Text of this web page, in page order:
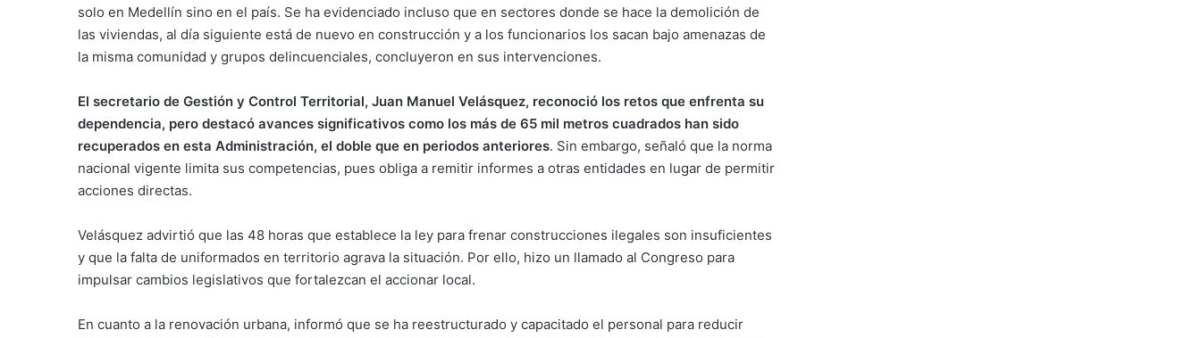
solo en Medellín sino en el país. Se ha evidenciado incluso que en sectores donde se hace la demolición de
las viviendas, al día siguiente está de nuevo en construcción y a los funcionarios los sacan bajo amenazas de
la misma comunidad y grupos delincuenciales, concluyeron en sus intervenciones.
El secretario de Gestión y Control Territorial, Juan Manuel Velásquez, reconoció los retos que enfrenta su
dependencia, pero destacó avances significativos como los más de 65 mil metros cuadrados han sido
recuperados en esta Administración, el doble que en periodos anteriores. Sin embargo, señaló que la norma
nacional vigente limita sus competencias, pues obliga a remitir informes a otras entidades en lugar de permitir
acciones directas.
Velásquez advirtió que las 48 horas que establece la ley para frenar construcciones ilegales son insuficientes
y que la falta de uniformados en territorio agrava la situación. Por ello, hizo un llamado al Congreso para
impulsar cambios legislativos que fortalezcan el accionar local.
En cuanto a la renovación urbana, informó que se ha reestructurado y capacitado el personal para reducir